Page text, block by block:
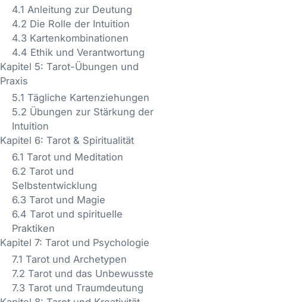
4.1 Anleitung zur Deutung
4.2 Die Rolle der Intuition
4.3 Kartenkombinationen
4.4 Ethik und Verantwortung
Kapitel 5: Tarot-Übungen und
Praxis
5.1 Tägliche Kartenziehungen
5.2 Übungen zur Stärkung der
Intuition
Kapitel 6: Tarot & Spiritualität
6.1 Tarot und Meditation
6.2 Tarot und
Selbstentwicklung
6.3 Tarot und Magie
6.4 Tarot und spirituelle
Praktiken
Kapitel 7: Tarot und Psychologie
7.1 Tarot und Archetypen
7.2 Tarot und das Unbewusste
7.3 Tarot und Traumdeutung